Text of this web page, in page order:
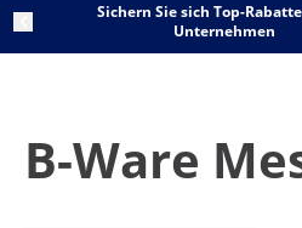
Sichern Sie sich Top-
Unternehmen
B-Ware